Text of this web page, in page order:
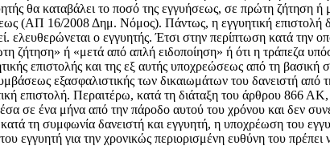
θα καταβάλει το ποσό της εγγυήσεως, σε πρώτη ζήτηση
(ΑΠ 16/2008 Δημ. Νόμος). Πάντως, η εγγυητική επιστολή
ελευθερώνεται ο εγγυητής. Έτσι στην περίπτωση κατά την
ζήτηση» ή «μετά από απλή ειδοποίηση» ή ότι η τράπεζα
επιστολής και της εξ αυτής υποχρεώσεως από τη
εξασφαλιστικής των δικαιωμάτων του δανειστή από
επιστολή. Περαιτέρω, κατά τη διάταξη του άρθρου 866
σε ένα μήνα από την πάροδο αυτού του χρόνου και δεν
τη συμφωνία δανειστή και εγγυητή, η υποχρέωση του
εγγυητή για την χρονικώς περιορισμένη ευθύνη του πρέπει